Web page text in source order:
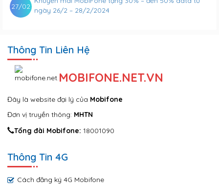
ngày 26/2 – 28/2/2024
27/02
Thông Tin Liên Hệ
MOBIFONE.NET.VN
Đây là website đại lý của Mobifone
Đơn vị truyền thông: MHTN
Tổng đài Mobifone: 18001090
Thông Tin 4G
Cách đăng ký 4G Mobifone